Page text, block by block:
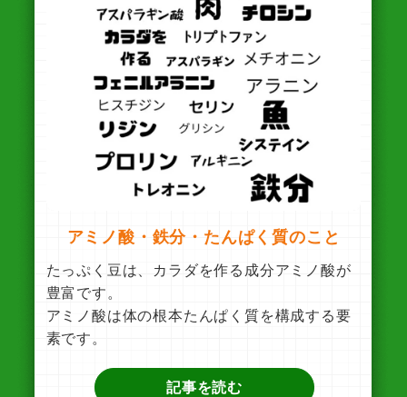
アミノ酸・鉄分・たんぱく質のこと
たっぷく豆は、カラダを作る成分アミノ酸が
豊富です。
アミノ酸は体の根本たんぱく質を構成する要
素です。
記事を読む